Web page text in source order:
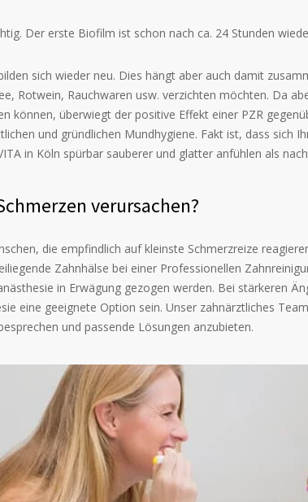
Der erste Biofilm ist schon nach ca. 24 Stunden
sich wieder neu. Dies hängt aber auch damit
Rotwein, Rauchwaren usw. verzichten möchten. Da
können, überwiegt der positive Effekt einer PZR
und gründlichen Mundhygiene. Fakt ist, dass sich
in Köln spürbar sauberer und glatter anfühlen als
verursachen?
die empfindlich auf kleinste Schmerzreize
Zahnhälse bei einer Professionellen
in Erwägung gezogen werden. Bei stärkeren
eine geeignete Option sein. Unser zahnärztliches
und passende Lösungen anzubieten.
Professionelle
Zahnreinigung beim Zahnarzt wird 1- bis 4-mal pro Jahr
und dem Zustand der Zähne (Schiefstand
auch die Aufklärung über die optimale